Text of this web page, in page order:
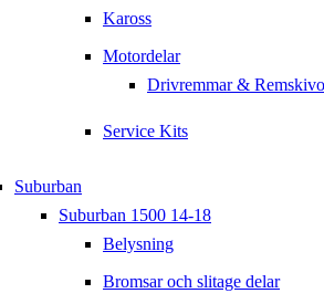
Kaross
Motordelar
Drivremmar &
Service Kits
Suburban
Suburban 1500 14-18
Belysning
Bromsar och slitage delar